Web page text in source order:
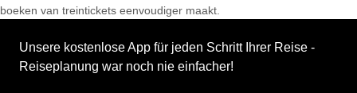
boeken van treintickets eenvoudiger maakt.
Unsere kostenlose App für jeden Schritt Ihrer Reise -
Reiseplanung war noch nie einfacher!